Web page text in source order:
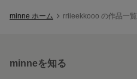
minne ホーム rriieekkooo の作品一覧
minneを知る